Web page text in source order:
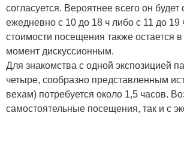
согласуется. Вероятнее всего он будет
ежедневно с 10 до 18 ч либо с 11 до 19
стоимости посещения также остается
момент дискуссионным.
Для знакомства с одной экспозицией
четыре, сообразно представленным
вехам) потребуется около 1,5 часов.
самостоятельные посещения, так и с